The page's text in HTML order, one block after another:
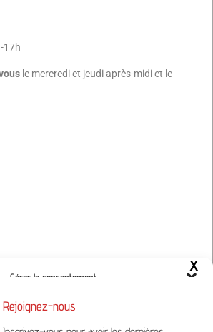
Gérer le consentement
nous utilisons des technologies telles que les cookies
des appareils. Le fait de consentir à ces
17h
le mercredi et jeudi après-midi et le
Rejoignez-nous